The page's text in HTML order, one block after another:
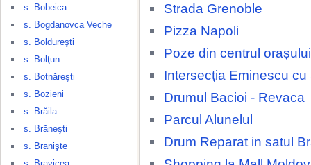
s. Bobeica
s. Bogdanovca Veche
s. Boldureşti
s. Bolţun
s. Botnăreşti
s. Bozieni
s. Brăila
s. Brăneşti
s. Branişte
Strada Grenoble
Pizza Napoli
Poze din centrul
Intersecția Eminescu cu
Drumul Bacioi - Revaca
Parcul Alunelul
Drum Reparat in satul